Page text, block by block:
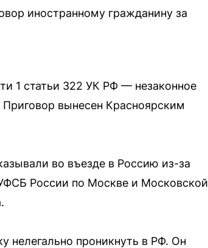
иностранному гражданину за
1 статьи 322 УК РФ — незаконное
вынесен Красноярским
во въезде в Россию из-за
России по Москве и Московской
нелегально проникнуть в РФ. Он